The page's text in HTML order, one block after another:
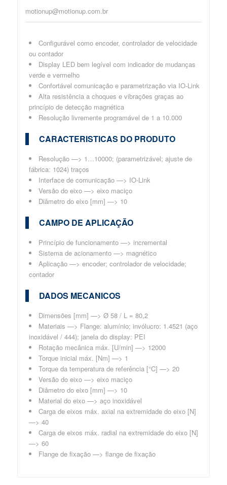
motionup@motionup.com.br
Configurável como encoder, controlador de velocidade
ou contador
Display LED bem legível com indicador de mudanças
verde e vermelho
Confortável comunicação e parametrização via IO-Link
Alta resistência a choques e vibrações graças ao
princípio de detecção magnética
Resolução livremente programável de 1 a 10.000
CARACTERISTICAS DO PRODUTO
Resolução —> 1…10000; (parametrizável; ajuste de
fábrica: 1024) traços
Interface de comunicação —> IO-Link
Versão do eixo —> eixo maciço
Diâmetro do eixo [mm] —> 10
CAMPO DE APLICAÇÃO
Princípio de funcionamento —> incremental
Sistema de acionamento —> magnético
Aplicação —> encoder; controlador de velocidade;
contador
DADOS MECANICOS
Dimensões [mm] —> Ø 58 / L = 80,2
Materiais —> Flange: alumínio; invólucro: 1.4521 (aço
inoxidável / 444); janela do display: PEI
Rotação mecânica máx. [U/min] —> 12000
Torque inicial máx. [Nm] —> 1
Torque da temperatura de referência [°C] —> 20
Versão do eixo —> eixo maciço
Diâmetro do eixo [mm] —> 10
Material do eixo —> aço inoxidável
Carga de eixos máx. axial na extremidade do eixo [N]
—> 40
Carga de eixos máx. radial na extremidade do eixo [N]
—> 60
Flange de fixação —> flange de fixação